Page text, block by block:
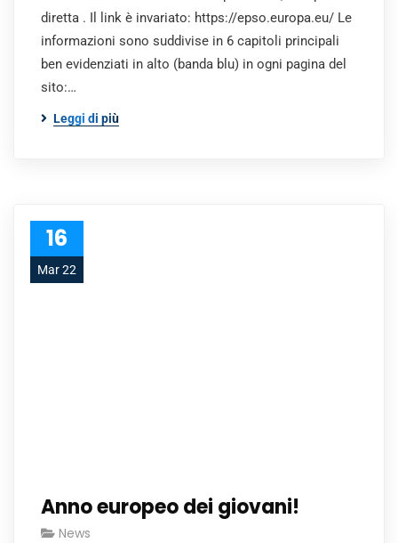
diretta . Il link è invariato: https://epso.europa.eu/ Le
informazioni sono suddivise in 6 capitoli principali
ben evidenziati in alto (banda blu) in ogni pagina del
sito:…
Leggi di più
16
Mar 22
Anno europeo dei giovani!
News